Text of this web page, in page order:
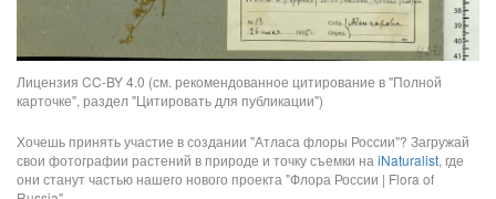
Лицензия CC-BY 4.0 (см. рекомендованное цитирование в "Полной
карточке", раздел "Цитировать для публикации")
Хочешь принять участие в создании "Атласа флоры России"? Загружай
свои фотографии растений в природе и точку съемки на iNaturalist, где
они станут частью нашего нового проекта "Флора России | Flora of